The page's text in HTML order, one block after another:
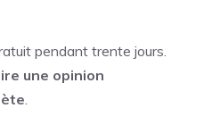
pendant trente jours.
une opinion